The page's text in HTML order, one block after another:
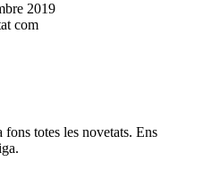
2019
com
totes les novetats. Ens